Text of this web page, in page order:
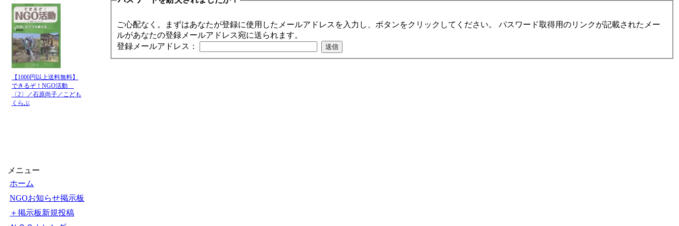
【1000円以上送料無料】
できるぞ！NGO活動
〔2〕／石原尚子／こども
くらぶ
メニュー
ホーム
NGOお知らせ掲示板
＋掲示板新規投稿
ご心配なく。まずはあなたが登録に使用したメールアドレスを入力し、ボタンをクリックしてください。 パスワード取得用のリンクが記載されたメー
ルがあなたの登録メールアドレス宛に送られます。
登録メールアドレス：